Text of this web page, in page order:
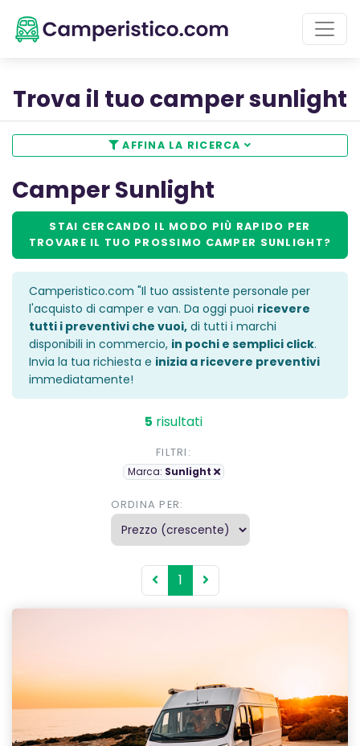
Trova il tuo camper sunlight
AFFINA LA RICERCA
Camper Sunlight
STAI CERCANDO IL MODO PIÙ RAPIDO PER
TROVARE IL TUO PROSSIMO CAMPER SUNLIGHT?
Camperistico.com "Il tuo assistente personale per
l'acquisto di camper e van. Da oggi puoi ricevere
tutti i preventivi che vuoi, di tutti i marchi
disponibili in commercio, in pochi e semplici click.
Invia la tua richiesta e inizia a ricevere preventivi
immediatamente!
5 risultati
FILTRI:
Marca: Sunlight
ORDINA PER:
1